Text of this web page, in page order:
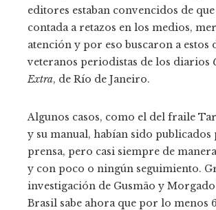
editores estaban convencidos de
contada a retazos en los medios,
atención y por eso buscaron a estos
veteranos periodistas de los diarios
Extra, de Río de Janeiro.
Algunos casos, como el del fraile
y su manual, habían sido publicados
prensa, pero casi siempre de
y con poco o ningún seguimiento.
investigación de Gusmão y Morgado
Brasil sabe ahora que por lo menos